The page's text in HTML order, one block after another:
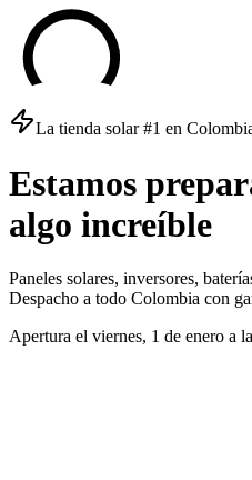
La tienda solar #1 en
Estamos
algo increíble
Paneles solares, inversores,
Despacho a todo Colombia con
Apertura el viernes, 1 de enero a